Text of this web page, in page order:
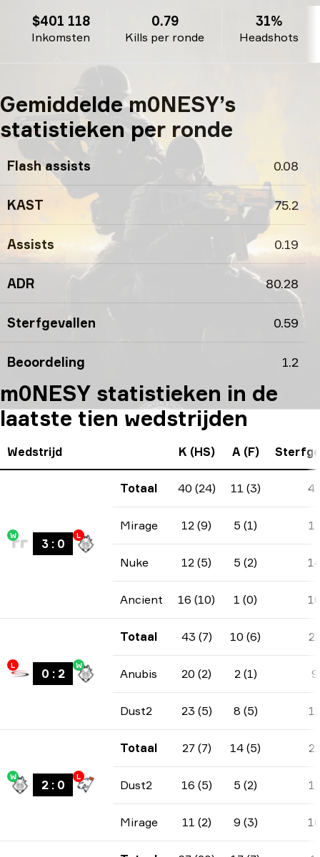
Inkomsten
$401 118
Kills per ronde
0.79
Headshots
31%
Gemiddelde m0NESY’s
statistieken per ronde
Flash assists 0.08
KAST 75.2
Assists 0.19
ADR 80.28
Sterfgevallen 0.59
Beoordeling 1.2
m0NESY statistieken in de
laatste tien wedstrijden
Wedstrijd K (HS) A (F)
W
3: 0
L
Totaal 40 (24) 11 (3)
Mirage 12 (9) 5 (1)
Nuke 12 (5) 5 (2)
Ancient 16 (10) 1 (0)
L
0 : 2
W
Totaal 43 (7) 10 (6)
Anubis 20 (2) 2 (1) 9
Dust2 23 (5) 8 (5)
W
2: 0
L
Totaal 27 (7) 14 (5)
Dust2 16 (5) 5 (2)
Mirage 11 (2) 9 (3)